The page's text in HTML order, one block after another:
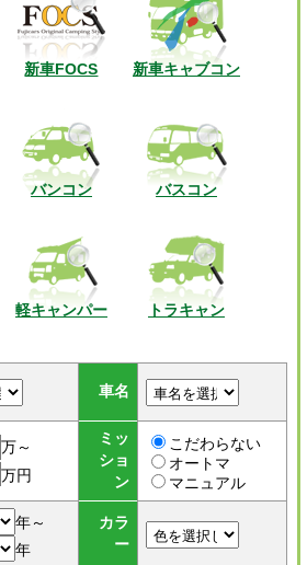
新車FOCS 新車キャブコン
バンコン バスコン
軽キャンパー トラキャン
車名
万～
万円
ミッ
ショ
ン
こだわらない
オートマ
マニュアル
年～
年
カラ
ー